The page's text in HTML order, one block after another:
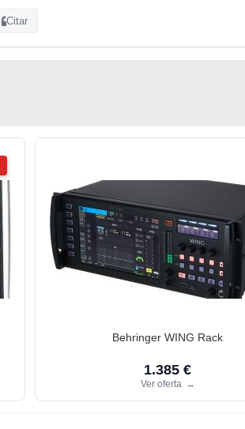
Citar
Behringer WING Rack
1.385 €
Ver oferta →